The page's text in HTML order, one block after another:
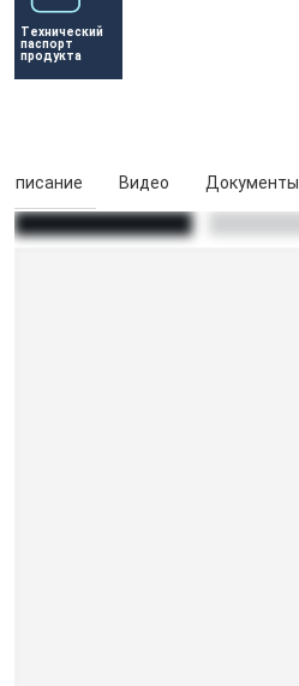
Технический
паспорт
продукта
Описание Видео Документы